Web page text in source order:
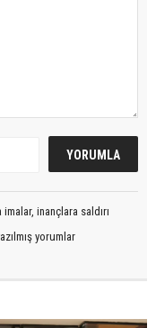
inançlara saldırı
yorumlar